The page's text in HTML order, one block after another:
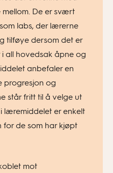
De er svært
labs, der lærerne
tilføye dersom det er
all hovedsak åpne og
anbefaler en
progresjon og
står fritt til å velge ut
læremiddelet er enkelt
for de som har kjøpt
mot